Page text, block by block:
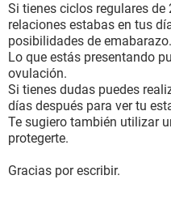
Si tienes ciclos regulares
relaciones estabas en tus
posibilidades de emabarazo.
Lo que estás presentando
ovulación.
Si tienes dudas puedes
días después para ver tu
Te sugiero también utilizar
protegerte.
Gracias por escribir.